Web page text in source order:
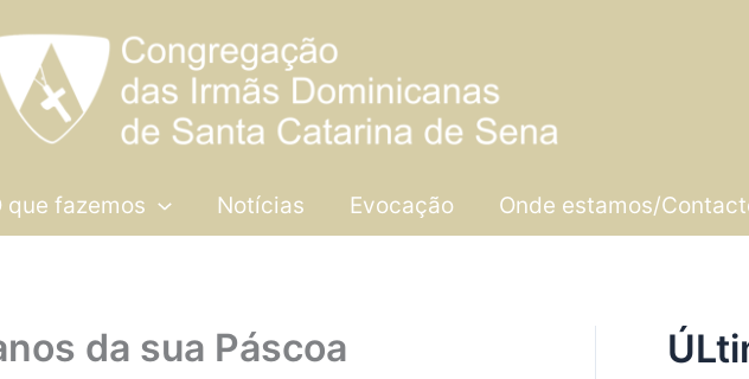
que fazemos Notícias Evocação Onde estamos/
da sua Páscoa